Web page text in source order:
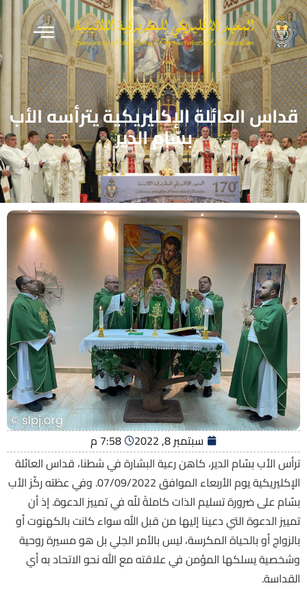
قداس العائلة الإكليريكية يترأسه الأب
بسّام الدير
سبتمبر 8, 2022
7:58 م
ترأس الأب بسّام الدير، كاهن رعية البشارة في شطنا، قداس العائلة
الإكليريكية يوم الأربعاء الموافق 07/09/2022. وفي عظته ركّز الأب
بسّام على ضرورة تسليم الذات كاملةً للّه في تمييز الدعوة. إذ أن
تمييز الدعوة التي دعينا إليها من قبل الله سواء كانت بالكهنوت أو
بالزواج أو بالحياة المكرسة، ليس بالأمر الجلي بل هو مسيرة روحية
وشخصية يسلكها المؤمن في علاقته مع الله نحو الاتحاد به أي
القداسة.